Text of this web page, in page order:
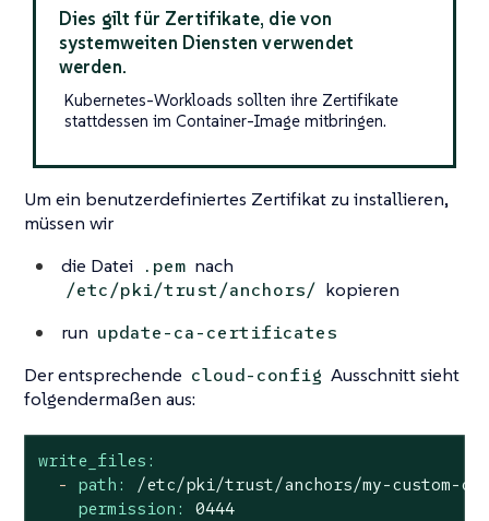
Dies gilt für Zertifikate, die von
systemweiten Diensten verwendet
werden.
Kubernetes-Workloads sollten ihre Zertifikate
stattdessen im Container-Image mitbringen.
Um ein benutzerdefiniertes Zertifikat zu installieren,
müssen wir
die Datei .pem nach
/etc/pki/trust/anchors/ kopieren
run update-ca-certificates
Der entsprechende cloud-config Ausschnitt sieht
folgendermaßen aus:
write_files:
-
path:
/etc/pki/trust/anchors/my-custom-
permission:
0444